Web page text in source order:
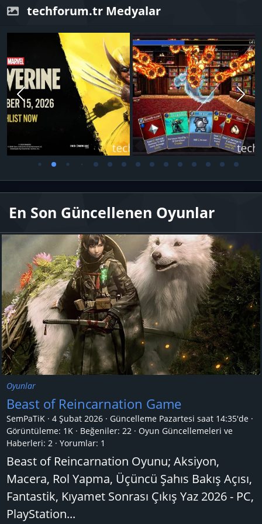
techforum.tr Medyalar
En Son Güncellenen Oyunlar
Oyunlar
Beast of Reincarnation Game
SemPaTiK 4 Şubat 2026 Güncelleme Pazartesi saat 14:35'de
Görüntüleme: 1K
Beğeniler: 22
Oyun Güncellemeleri ve
Haberleri: 2 Yorumlar: 1
Beast of Reincarnation Oyunu; Aksiyon,
Macera, Rol Yapma, Üçüncü Şahıs Bakış Açısı,
Fantastik, Kıyamet Sonrası Çıkış Yaz 2026 - PC,
PlayStation...